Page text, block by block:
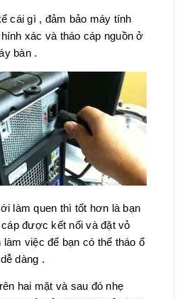
cái gì , đảm bảo máy tính
xác và tháo cáp nguồn ở
bàn .
làm quen thì tốt hơn là bạn
được kết nối và đặt vỏ
việc để bạn có thể tháo ổ
dàng .
hai mặt và sau đó nhẹ